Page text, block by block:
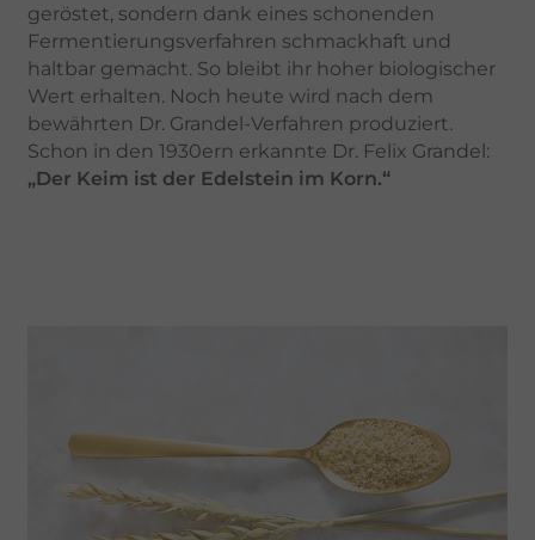
geröstet, sondern dank eines schonenden
Fermentierungsverfahren schmackhaft und
haltbar gemacht. So bleibt ihr hoher biologischer
Wert erhalten. Noch heute wird nach dem
bewährten Dr. Grandel-Verfahren produziert.
Schon in den 1930ern erkannte Dr. Felix Grandel:
„Der Keim ist der Edelstein im Korn.“